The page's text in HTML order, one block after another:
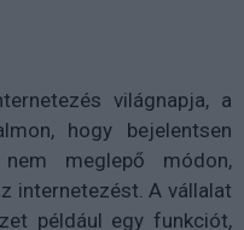
világnapja, a
hogy bejelentsen
meglepő módon,
internetezést. A vállalat
például egy funkciót,